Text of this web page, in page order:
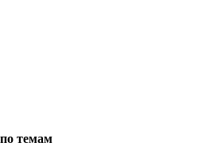
по темам